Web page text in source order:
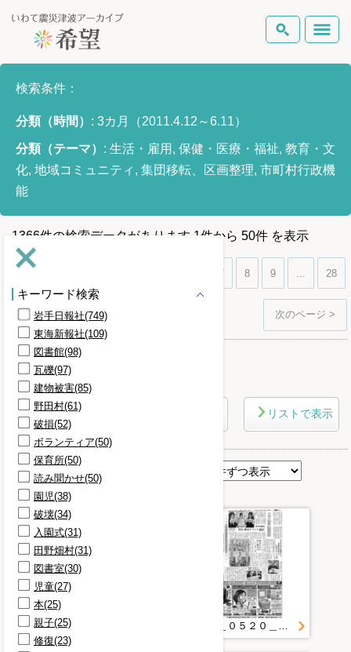
いわて震災津波アーカイブとは
岩手県の被害状況
復興の軌跡
テーマから探す 地図から探す 詳細検索
検索条件：
分類（時間） : 3カ月（2011.4.12～6.11）
分類（テーマ） : 生活・雇用, 保健・医療・福祉, 教育・文
化, 地域コミュニティ, 集団移転、区画整理, 市町村行政機
能
1366件の検索データがあります 1件から 50件 を表示
7 8 9 ... 28
次のページ >
さらに条件を詳しく
リストで表示
表示順
キーワード検索
岩手日報社(749)
東海新報社(109)
図書館(98)
瓦礫(97)
建物被害(85)
野田村(61)
破損(52)
ボランティア(50)
保育所(50)
読み聞かせ(50)
園児(38)
破壊(34)
入園式(31)
田野畑村(31)
図書室(30)
児童(27)
本(25)
親子(25)
修復(23)
２０１１＿０５２０＿２０＿看護師への道サポート 東京の医療法人 沿岸校で奨学金紹介